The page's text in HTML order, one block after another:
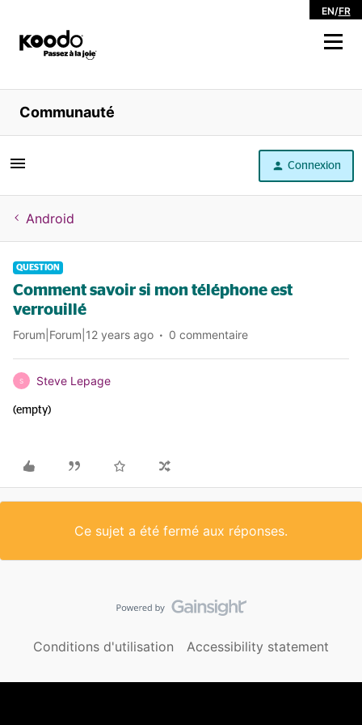
EN/FR
Magasiner
Libre service
Aide
Communauté
Connexion
Android
QUESTION
Comment savoir si mon téléphone est
verrouillé
Forum|Forum|12 years ago 0 commentaire
S Steve Lepage
(empty)
Ce sujet a été fermé aux réponses.
Conditions d'utilisation Accessibility statement